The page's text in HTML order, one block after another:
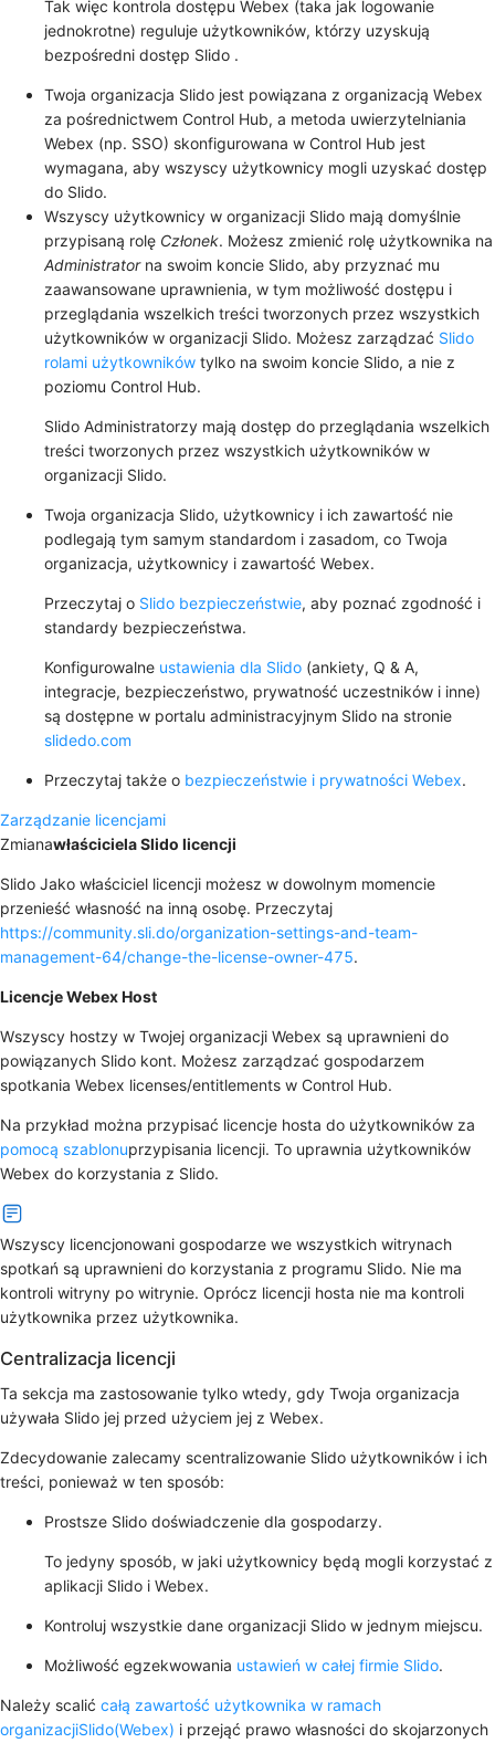
Tak więc kontrola dostępu Webex (taka jak logowanie
jednokrotne) reguluje użytkowników, którzy uzyskują
bezpośredni dostęp Slido .
Twoja organizacja Slido jest powiązana z organizacją Webex
za pośrednictwem Control Hub, a metoda uwierzytelniania
Webex (np. SSO) skonfigurowana w Control Hub jest
wymagana, aby wszyscy użytkownicy mogli uzyskać dostęp
do Slido.
Wszyscy użytkownicy w organizacji Slido mają domyślnie
przypisaną rolę Członek. Możesz zmienić rolę użytkownika na
Administratorna swoim koncie Slido, aby przyznać mu
zaawansowane uprawnienia, w tym możliwość dostępu i
przeglądania wszelkich treści tworzonych przez wszystkich
użytkowników w organizacji Slido. Możesz zarządzać Slido
rolami użytkowników tylko na swoim koncie Slido, a nie z
poziomu Control Hub.
Slido Administratorzy mają dostęp do przeglądania wszelkich
treści tworzonych przez wszystkich użytkowników w
organizacji Slido.
Twoja organizacja Slido, użytkownicy i ich zawartość nie
podlegają tym samym standardom i zasadom, co Twoja
organizacja, użytkownicy i zawartość Webex.
Przeczytaj o Slido bezpieczeństwie, aby poznać zgodność i
standardy bezpieczeństwa.
Konfigurowalne ustawienia dla Slido (ankiety, Q & A,
integracje, bezpieczeństwo, prywatność uczestników i inne)
są dostępne w portalu administracyjnym Slido na stronie
slidedo.com
Przeczytaj także o bezpieczeństwie i prywatności Webex.
Zarządzanie licencjami
Zmianawłaściciela Slido licencji
Slido Jako właściciel licencji możesz w dowolnym momencie
przenieść własność na inną osobę. Przeczytaj
https://community.sli.do/organization-settings-and-team-
management-64/change-the-license-owner-475.
Licencje Webex Host
Wszyscy hostzy w Twojej organizacji Webex są uprawnieni do
powiązanych Slido kont. Możesz zarządzać gospodarzem
spotkania Webex licenses/entitlements w Control Hub.
Na przykład można przypisać licencje hosta do użytkowników za
pomocą szablonuprzypisania licencji. To uprawnia użytkowników
Webex do korzystania z Slido.
Wszyscy licencjonowani gospodarze we wszystkich witrynach
spotkań są uprawnieni do korzystania z programu Slido. Nie ma
kontroli witryny po witrynie. Oprócz licencji hosta nie ma kontroli
użytkownika przez użytkownika.
Centralizacja licencji
Ta sekcja ma zastosowanie tylko wtedy, gdy Twoja organizacja
używała Slido jej przed użyciem jej z Webex.
Zdecydowanie zalecamy scentralizowanie Slido użytkowników i ich
treści, ponieważ w ten sposób:
Prostsze Slido doświadczenie dla gospodarzy.
To jedyny sposób, w jaki użytkownicy będą mogli korzystać z
aplikacji Slido i Webex.
Kontroluj wszystkie dane organizacji Slido w jednym miejscu.
Możliwość egzekwowania ustawień w całej firmie Slido.
Należy scalić całą zawartość użytkownika w ramach
organizacjiSlido(Webex) i przejąć prawo własności do skojarzonych